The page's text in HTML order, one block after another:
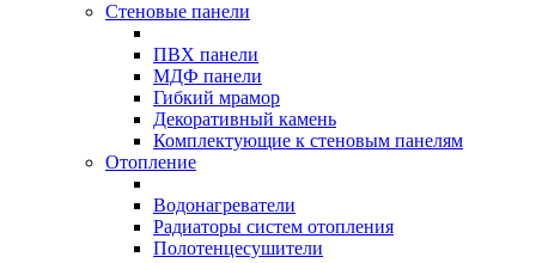
Стеновые панели
ПВХ панели
МДФ панели
Гибкий мрамор
Декоративный камень
Комплектующие к стеновым панелям
Отопление
Водонагреватели
Радиаторы систем отопления
Полотенцесушители